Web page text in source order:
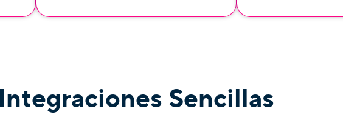
Integraciones Sencillas